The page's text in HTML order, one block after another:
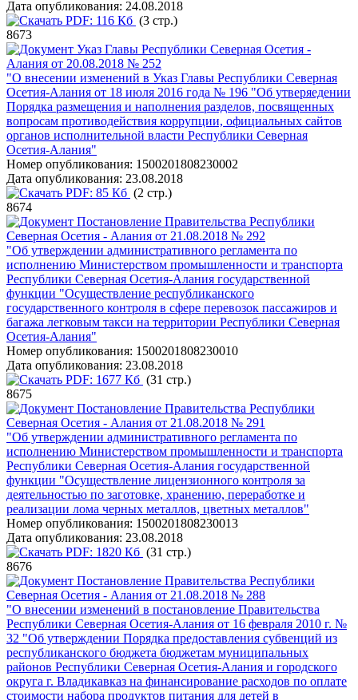
Дата опубликования: 24.08.2018
PDF: 116 Кб (3 стр.)
8673
Указ Главы Республики Северная Осетия -
Алания от 20.08.2018 № 252
"О внесении изменений в Указ Главы Республики Северная
Осетия-Алания от 18 июля 2016 года № 196 "Об утверяедении
Порядка размещения и наполнения разделов, посвященных
вопросам противодействия коррупции, официальных сайтов
органов исполнительной власти Республики Северная
Осетия-Алания"
Номер опубликования: 1500201808230002
Дата опубликования: 23.08.2018
PDF: 85 Кб (2 стр.)
8674
Постановление Правительства Республики
Северная Осетия - Алания от 21.08.2018 № 292
"Об утверждении административного регламента по
исполнению Министерством промышленности и транспорта
Республики Северная Осетия-Алания государственной
функции "Осуществление республиканского
государственного контроля в сфере перевозок пассажиров и
багажа легковым такси на территории Республики Северная
Осетия-Алания"
Номер опубликования: 1500201808230010
Дата опубликования: 23.08.2018
PDF: 1677 Кб (31 стр.)
8675
Постановление Правительства Республики
Северная Осетия - Алания от 21.08.2018 № 291
"Об утверждении административного регламента по
исполнению Министерством промышленности и транспорта
Республики Северная Осетия-Алания государственной
функции "Осуществление лицензионного контроля за
деятельностью по заготовке, хранению, переработке и
реализации лома черных металлов, цветных металлов"
Номер опубликования: 1500201808230013
Дата опубликования: 23.08.2018
PDF: 1820 Кб (31 стр.)
8676
Постановление Правительства Республики
Северная Осетия - Алания от 21.08.2018 № 288
"О внесении изменений в постановление Правительства
Республики Северная Осетия-Алания от 16 февраля 2010 г. №
32 "Об утверждении Порядка предоставления субвенций из
республиканского бюджета бюджетам муниципальных
районов Республики Северная Осетия-Алания и городского
округа г. Владикавказ на финансирование расходов по оплате
стоимости набора продуктов питания для детей в